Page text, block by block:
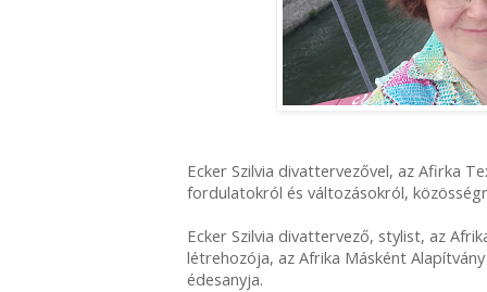
Ecker Szilvia divattervezővel, az Afirka
fordulatokról és változásokról,
Ecker Szilvia divattervező, stylist, az
létrehozója, az Afrika Másként
édesanyja.